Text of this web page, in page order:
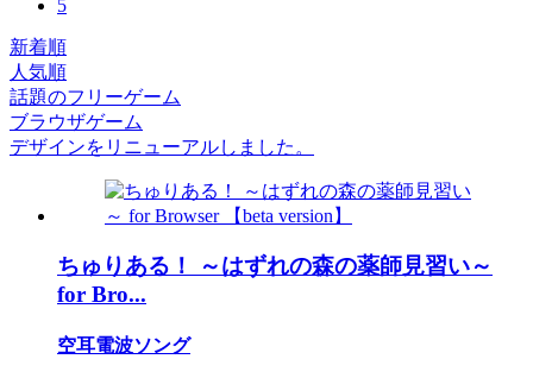
5
新着順
人気順
話題のフリーゲーム
ブラウザゲーム
デザインをリニューアルしました。
ちゅりある！ ～はずれの森の薬師見習い～
for Bro...
空耳電波ソング